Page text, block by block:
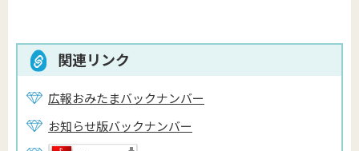
関連リンク
広報おみたまバックナンバー
お知らせ版バックナンバー